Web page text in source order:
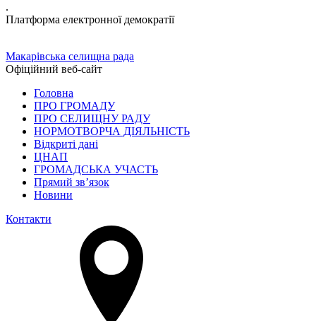
.
Платформа електронної демократії
Макарівська селищна рада
Офіційний веб-сайт
Головна
ПРО ГРОМАДУ
ПРО СЕЛИЩНУ РАДУ
НОРМОТВОРЧА ДІЯЛЬНІСТЬ
Відкриті дані
ЦНАП
ГРОМАДСЬКА УЧАСТЬ
Прямий зв’язок
Новини
Контакти